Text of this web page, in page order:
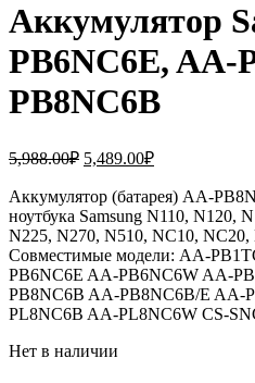
Аккумулятор
PB6NC6E, AA-
PB8NC6B
5,988.00₽ Первоначальная
составляла
5,988.00₽.
5,489.00₽Текущая
5,489.00₽.
Аккумулятор (батарея) AA-
ноутбука Samsung N110, N120,
N225, N270, N510, NC10,
Совместимые модели: AA-
PB6NC6E AA-PB6NC6W AA-
PB8NC6B AA-PB8NC6B/E AA-
PL8NC6B AA-PL8NC6W CS-
Нет в наличии